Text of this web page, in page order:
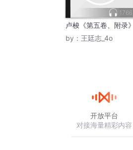
1766
卢梭《第五卷、附录》
by： 王廷志_4o
开放平台
对接海量精彩内容